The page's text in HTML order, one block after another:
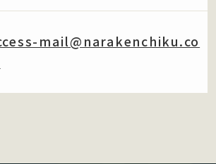
mail@narakenchiku.co